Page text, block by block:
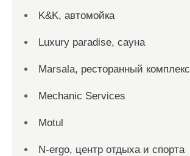
K&K, автомойка
Luxury paradise, сауна
Marsala, ресторанный комплекс
Mechanic Services
Motul
N-ergo, центр отдыха и спорта